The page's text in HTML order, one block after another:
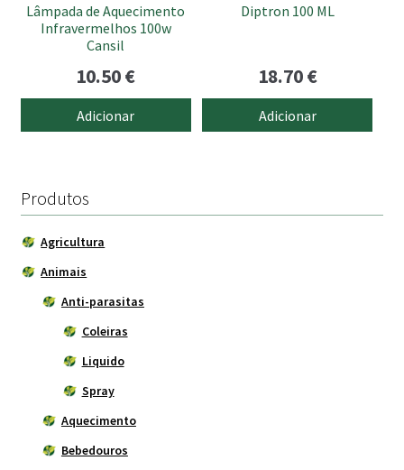
Lâmpada de Aquecimento
Infravermelhos 100w
Cansil
10.50€
Adicionar
Diptron 100 ML
18.70€
Adicionar
Produtos
Agricultura
Animais
Anti-parasitas
Coleiras
Liquido
Spray
Aquecimento
Bebedouros